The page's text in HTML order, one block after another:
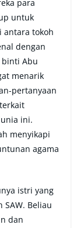
para
untuk
antara tokoh
dengan
binti Abu
menarik
pertanyaan
ini.
menyikapi
agama
istri yang
Beliau
dan